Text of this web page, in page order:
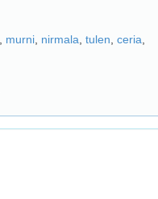
murni nirmala tulen ceria